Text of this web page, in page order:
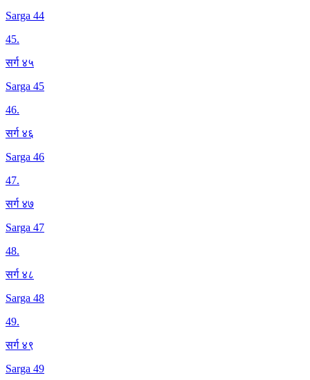
Sarga 44
45.
सर्ग ४५
Sarga 45
46.
सर्ग ४६
Sarga 46
47.
सर्ग ४७
Sarga 47
48.
सर्ग ४८
Sarga 48
49.
सर्ग ४९
Sarga 49